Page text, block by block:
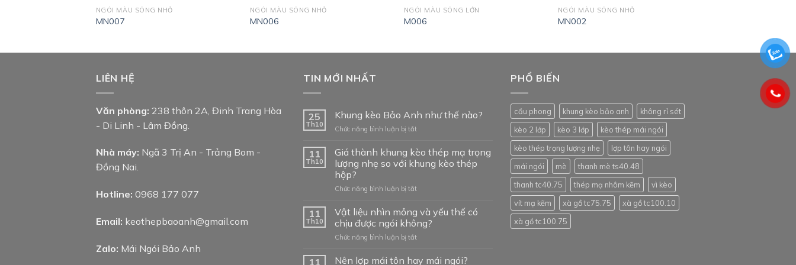
NGÓI MÀU SÓNG NHỎ
MN007
NGÓI MÀU SÓNG NHỎ
MN006
NGÓI MÀU SÓNG LỚN
M006
NGÓI MÀU SÓNG NHỎ
MN002
LIÊN HỆ
Văn phòng: 238 thôn 2A, Đinh Trang Hòa
- Di Linh - Lâm Đồng.
Nhà máy: Ngã 3 Trị An - Trảng Bom -
Đồng Nai.
Hotline: 0968 177 077
Email: keothepbaoanh@gmail.com
Zalo: Mái Ngói Bảo Anh
TIN MỚI NHẤT
25
Th10
Khung kèo Bảo Anh như thế nào?
Chức năng bình luận bị tắtở
kèo
Bảo
Anh
thế
11
Th10
Giá thành khung kèo thép mạ trọng
lượng nhẹ so với khung kèo thép
hộp?
Chức năng bình luận bị tắtở
thành
khung
kèo
thép
trọng
11
Th10
Vật liệu nhìn mỏng và yếu thế có
chịu được ngói không?
Chức năng bình luận bị tắtở
11 Nên lợp mái tôn hay mái ngói?
PHỔ BIẾN
cầu phong khung kèo bảo anh
không rỉ sét
kèo 2 lớp
kèo 3 lớp
kèo thép mái ngói
kèo thép trọng lượng nhẹ
lợp tôn hay ngói
mái ngói
mè
thanh mè ts40.48
thanh tc40.75
thép mạ nhôm kẽm
vì kèo
vít mạ kẽm
xà gồ tc75.75
xà gồ tc100.10
xà gồ tc100.75